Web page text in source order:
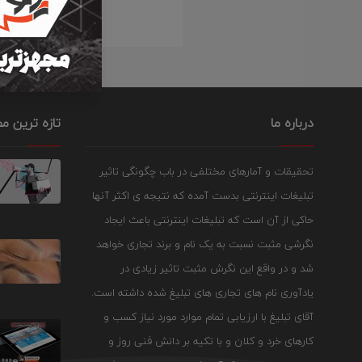
درباره ما
تحقیقات و آمارهای مختلفی در باب چگونگی تاثیر
تبلیغات اینترنتی بدست آمده که نتیجه ی اکثر آنها
حاکی از آن است که تبلیغات اینترنتی باعث ایجاد
نگرشی مثبت نسبت به یک نام و برند تجاری خواهد
شد و در واقع این نگرش مثبت تاثیر زیادی در
یادآوری نام های تجاری های تبلیغ شده داشته است.
آقای تبلیغ با ارزیابی تمام موارد مورد نیاز کسب و
کارهای خرد و کلان و با تکیه بر دانش فنی روز و
تازه ترین